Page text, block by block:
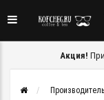
Акция!
Производитель